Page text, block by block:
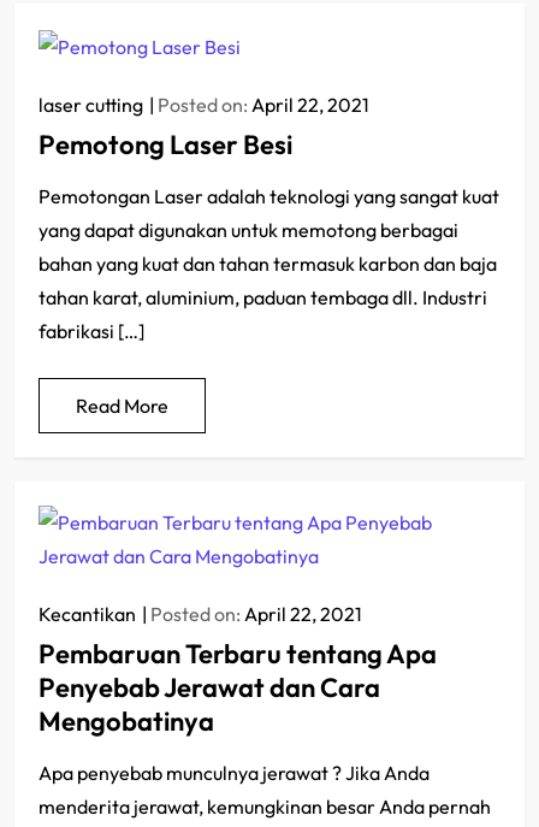
laser cutting Posted on: April 22, 2021
Pemotong Laser Besi
Pemotongan Laser adalah teknologi yang sangat kuat
yang dapat digunakan untuk memotong berbagai
bahan yang kuat dan tahan termasuk karbon dan baja
tahan karat, aluminium, paduan tembaga dll. Industri
fabrikasi […]
Read More
Kecantikan Posted on: April 22, 2021
Pembaruan Terbaru tentang Apa
Penyebab Jerawat dan Cara
Mengobatinya
Apa penyebab munculnya jerawat ? Jika Anda
menderita jerawat, kemungkinan besar Anda pernah